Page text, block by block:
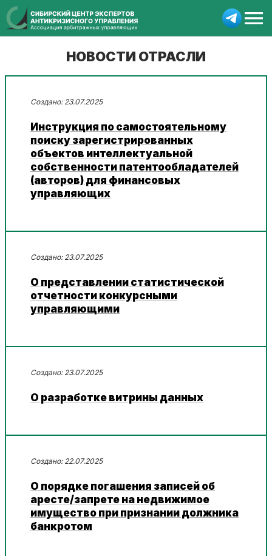
НОВОСТИ ОТРАСЛИ
23.07.2025
Инструкция по самостоятельному
поиску зарегистрированных
объектов интеллектуальной
собственности патентообладателей
(авторов) для финансовых
управляющих
23.07.2025
О представлении статистической
отчетности конкурсными
управляющими
23.07.2025
О разработке витрины данных
22.07.2025
О порядке погашения записей об
аресте/запрете на недвижимое
имущество при признании должника
банкротом